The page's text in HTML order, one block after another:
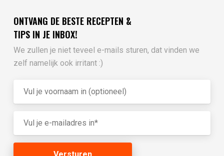
ONTVANG DE BESTE RECEPTEN &
TIPS IN JE INBOX!
We zullen je niet teveel e-mails sturen, dat vinden we
zelf namelijk ook irritant :)